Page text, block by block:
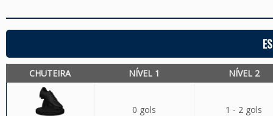
CHUTEIRA NÍVEL 1 NÍVEL 2
0 gols 1 - 2 gols